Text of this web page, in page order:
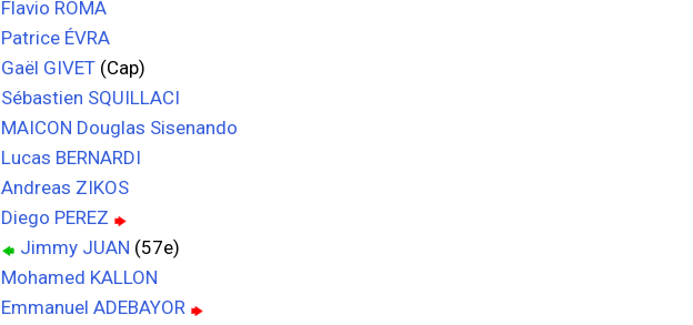
Flavio ROMA
Patrice ÉVRA
Gaël GIVET (Cap)
Sébastien SQUILLACI
MAICON Douglas Sisenando
Lucas BERNARDI
Andreas ZIKOS
Diego PEREZ
Jimmy JUAN (57e)
Mohamed KALLON
Emmanuel ADEBAYOR